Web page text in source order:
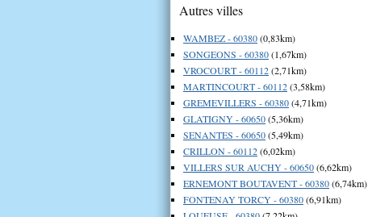
Autres villes
WAMBEZ - 60380(0,83km)
SONGEONS - 60380(1,67km)
VROCOURT - 60112(2,71km)
MARTINCOURT - 60112(3,58km)
GREMEVILLERS - 60380(4,71km)
GLATIGNY - 60650(5,36km)
SENANTES - 60650(5,49km)
CRILLON - 60112(6,02km)
VILLERS SUR AUCHY - 60650(6,62km)
ERNEMONT BOUTAVENT - 60380(6,74km)
FONTENAY TORCY - 60380(6,91km)